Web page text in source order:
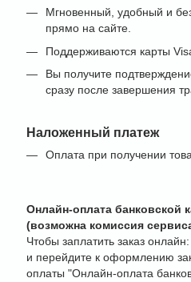
Мгновенный, удобный и
прямо на сайте.
Поддерживаются карты
Вы получите
сразу после завершения
Наложенный платеж
Оплата при получении
Онлайн-оплата банковской
(возможна комиссия
Чтобы заплатить заказ
и перейдите к оформлению
оплаты "Онлайн-оплата